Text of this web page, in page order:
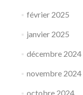
février 2025
janvier 2025
décembre 2024
novembre 2024
octobre 2024